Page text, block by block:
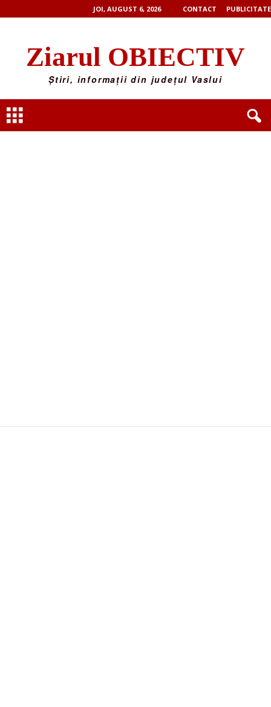
JOI, AUGUST 6, 2026 CONTACT PUBLICITATE
Ziarul OBIECTIV
Știri, informații din județul Vaslui